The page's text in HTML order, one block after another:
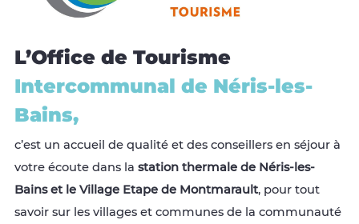
L’Office de Tourisme
Intercommunal de Néris-les-
Bains,
c’est un accueil de qualité et des conseillers en séjour à
votre écoute dans la station thermale de Néris-les-
Bains et le Village Etape de Montmarault, pour tout
savoir sur les villages et communes de la communauté